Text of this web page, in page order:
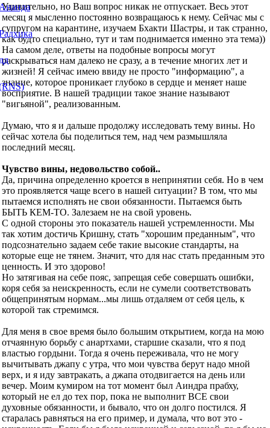
Удивительно, но Ваш вопрос никак не отпускает. Весь этот
месяц я мысленно постоянно возвращаюсь к нему. Сейчас мы с
супругом на карантине, изучаем Бхакти Шастры, и так странно,
как будто специально, тут и там поднимается именно эта тема))
На самом деле, ответы на подобные вопросы могут
раскрываться нам далеко не сразу, а в течение многих лет и
жизней! Я сейчас имею ввиду не просто "информацию", а
знание, которое проникает глубоко в сердце и меняет наше
восприятие. В нашей традиции такое знание называют
"вигьяной", реализованным.
Думаю, что я и дальше продолжу исследовать тему вины. Но
сейчас хотела бы поделиться тем, над чем размышляла
последний месяц.
Чувство вины, недовольство собой..
Да, причина определенно кроется в непринятии себя. Но в чем
это проявляется чаще всего в нашей ситуации? В том, что мы
пытаемся исполнять не свои обязанности. Пытаемся быть
БЫТЬ КЕМ-ТО. Залезаем не на свой уровень.
С одной стороны это показатель нашей устремленности. Мы
так хотим достичь Кришну, стать "хорошим преданным", что
подсознательно задаем себе такие высокие стандарты, на
которые еще не тянем. Значит, что для нас стать преданным это
ценность. И это здорово!
Но затягивая на себе пояс, запрещая себе совершать ошибки,
коря себя за неискренность, если не сумели соответствовать
общепринятым нормам...мы лишь отдаляем от себя цель, к
которой так стремимся.
Для меня в свое время было большим открытием, когда на мою
отчаянную борьбу с анартхами, старшие сказали, что я под
властью гордыни. Тогда я очень переживала, что не могу
вычитывать джапу с утра, что мои чувства берут надо мной
верх, и я иду завтракать, а джапа отодвигается на день или
вечер. Моим кумиром на тот момент был Аиндра прабху,
который не ел до тех пор, пока не выполнит ВСЕ свои
духовные обязанности, и бывало, что он долго постился. Я
старалась равняться на его пример, и думала, что вот это -